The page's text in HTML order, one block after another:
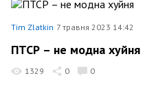
Tim Zlatkin 7 травня 2023 14:42
ПТСР – не модна хуйня
1329 0 0